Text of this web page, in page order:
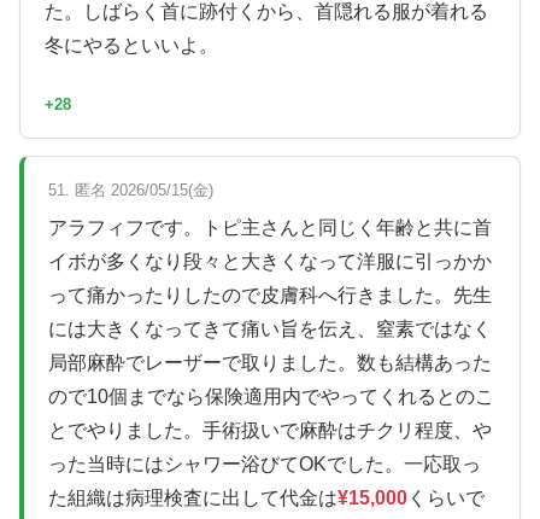
た。しばらく首に跡付くから、首隠れる服が着れる
冬にやるといいよ。
+28
51. 匿名 2026/05/15(金)
アラフィフです。トピ主さんと同じく年齢と共に首
イボが多くなり段々と大きくなって洋服に引っかか
って痛かったりしたので皮膚科へ行きました。先生
には大きくなってきて痛い旨を伝え、窒素ではなく
局部麻酔でレーザーで取りました。数も結構あった
ので10個までなら保険適用内でやってくれるとのこ
とでやりました。手術扱いで麻酔はチクリ程度、や
った当時にはシャワー浴びてOKでした。一応取っ
た組織は病理検査に出して代金は¥15,000 くらいで